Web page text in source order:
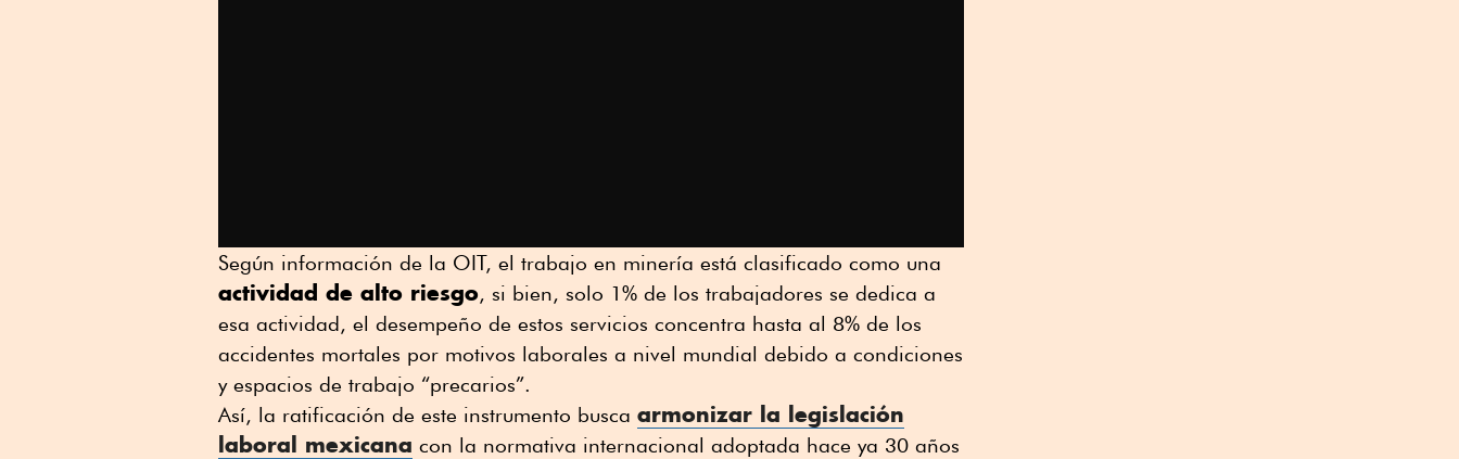
Según información de la OIT, el trabajo en minería está clasificado como una
actividad de alto riesgo, si bien, solo 1% de los trabajadores se dedica a
esa actividad, el desempeño de estos servicios concentra hasta al 8% de los
accidentes mortales por motivos laborales a nivel mundial debido a condiciones
y espacios de trabajo “precarios”.
Así, la ratificación de este instrumento busca armonizar la legislación
laboral mexicana con la normativa internacional adoptada hace ya 30 años